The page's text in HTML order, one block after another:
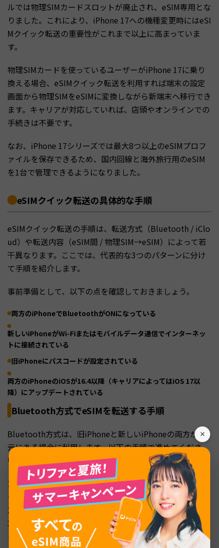
×
ルでは物理SIMカードスロットが廃止され、eSIM専用とな
りました。これにより、iPhone 17への機種変更時にはeSI
Mクイック転送の重要性がこれまで以上に高まっていま
す。
物理SIMカードを使っているユーザーがiPhone 17に乗り
換える場合、eSIMクイック転送を利用すれば端末の設定
画面から物理SIMをeSIMに変換しながら新端末へ移行でき
ます。キャリアが対応していれば、店頭やオンラインでの
手続きは不要です。
なお、iPhone 17シリーズでは最大8つ以上のeSIMプロフ
ァイルを保存できるため、国内回線と海外旅行用のeSIM
を1台で管理できるようになりました。
eSIMクイック転送の具体的な手順
eSIMクイック転送の手順は、転送方式（Bluetooth / iClo
ud）や転送内容（eSIM間 / 物理SIM→eSIM）によって若
干異なります。ここでは、代表的な3つのパターンに分け
て手順を紹介します。
事前準備として、以下の点を確認しておきましょう。
両方のiPhoneでBluetoothがONになっている
新しいiPhoneがWi-Fiまたはモバイルデータ通信でインターネッ
トに接続されている
旧iPhoneにパスコードが設定されている
両方のiPhoneのiOSが16.4以降（キャリアによってはiOS 17以
降）にアップデートされている
Bluetooth方式でeSIMを転送する手順
Bluetooth方式は、旧iPhoneと新しいiPhoneの両方が手
元にある場合に利用します。以下の手順で進めてくださ
い。
1. 新しいiPhoneで「設定」→「モバイル通信」→「モバ
イル通信を設定」をタップ
2. 「近くのiPhoneから転送」を選択
3. 旧iPhoneに「電話番号を転送」の確認画面が表示され
るので「続ける」をタップ